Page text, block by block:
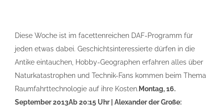
Diese Woche ist im facettenreichen DAF-Programm für
jeden etwas dabei. Geschichtsinteressierte dürfen in die
Antike eintauchen, Hobby-Geographen erfahren alles über
Naturkatastrophen und Technik-Fans kommen beim Thema
Raumfahrttechnologie auf ihre Kosten. Montag, 16.
September 2013Ab 20:15 Uhr | Alexander der Große: